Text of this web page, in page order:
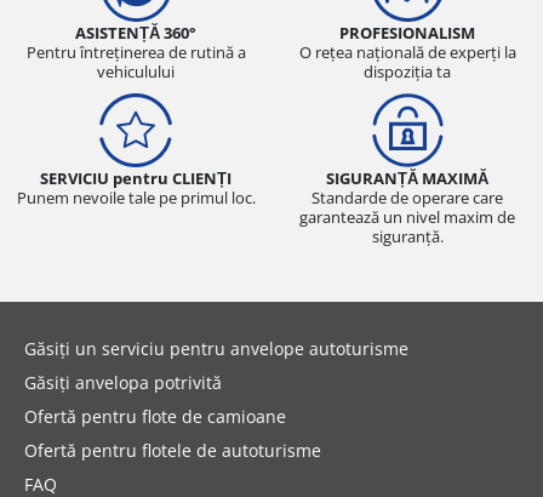
ASISTENȚĂ 360°
Pentru întreținerea de rutină a
vehiculului
PROFESIONALISM
O rețea națională de experți la
dispoziția ta
SERVICIU pentru CLIENȚI
Punem nevoile tale pe primul loc.
SIGURANȚĂ MAXIMĂ
Standarde de operare care
garantează un nivel maxim de
siguranță.
Găsiți un serviciu pentru anvelope autoturisme
Găsiți anvelopa potrivită
Ofertă pentru flote de camioane
Ofertă pentru flotele de autoturisme
FAQ